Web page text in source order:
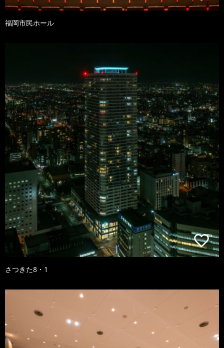
福岡市民ホール
さつきた8・1